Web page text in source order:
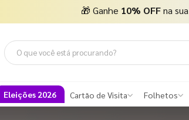
🎁 Ganhe 10% OFFna sua
Eleições 2026 Cartão de Visita Folhetos